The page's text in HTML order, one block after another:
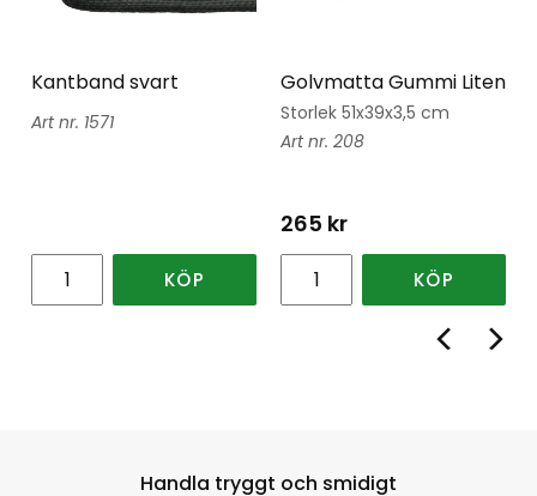
Kantband svart
1571
KÖP
Golvmatta Gummi Liten
Storlek 51x39x3,5 cm
208
265 kr
KÖP
Handla tryggt och smidigt